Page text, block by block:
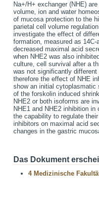
Na+/H+ exchanger (NHE)
volume, ion and water
of mucosa protection to the
parietal cell volume
investigate the effect of
formation, measured as
decreased maximal acid
when NHE2 was also
culture, cell survival after a
was not significantly
therefore the effect of NHE
show an initial cytoplasmatic
of the forskolin induced
NHE2 or both isoforms are
NHE1 and NHE2 inhibition
the capability to regulate
inhibitors on maximal acid
changes in the gastric
Das Dokument
4 Medizinische